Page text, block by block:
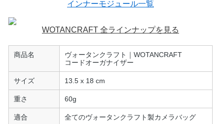
インナーモジュール一覧
WOTANCRAFT 全ラインナップを見る
商品名
ヴォータンクラフト｜WOTANCRAFT
コードオーガナイザー
サイズ 13.5 x 18 cm
重さ 60g
適合 全てのヴォータンクラフト製カメラバッグ